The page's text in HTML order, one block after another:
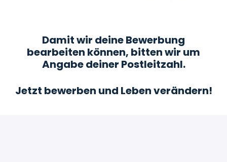
Damit wir deine Bewerbung
bearbeiten können, bitten wir um
Angabe deiner Postleitzahl.
Jetzt bewerben und Leben verändern!